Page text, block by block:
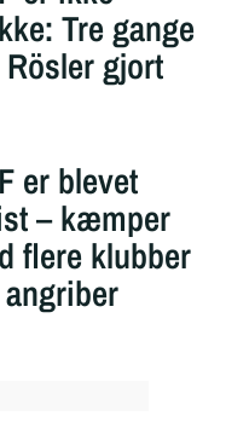
Tre gange
gjort
er blevet
– kæmper
flere klubber